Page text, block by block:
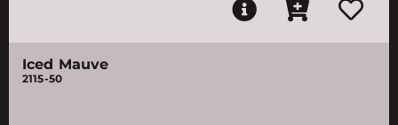
Iced Mauve
2115-50